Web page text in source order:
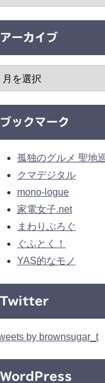
アーカイブ
ブックマーク
孤独のグルメ 聖地
クマデジタル
mono-logue
家電女子.net
まわりぶろぐ
ぐふとく！
YAS的なモノ
Twitter
by brownsugar_t
WordPress